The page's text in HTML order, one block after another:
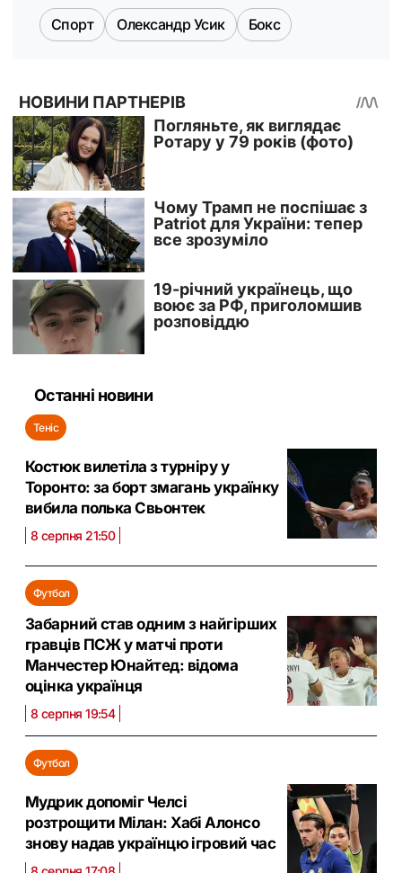
Спорт Олександр Усик Бокс
Останні новини
Теніс
Костюк вилетіла з турніру у
Торонто: за борт змагань українку
вибила полька Свьонтек
8 серпня 21:50
Футбол
Забарний став одним з найгірших
гравців ПСЖ у матчі проти
Манчестер Юнайтед: відома
оцінка українця
8 серпня 19:54
Футбол
Мудрик допоміг Челсі
розтрощити Мілан: Хабі Алонсо
знову надав українцю ігровий час